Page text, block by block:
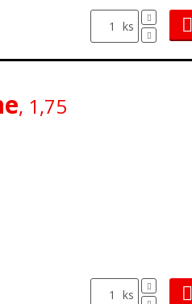
ks
, 1,75
ks